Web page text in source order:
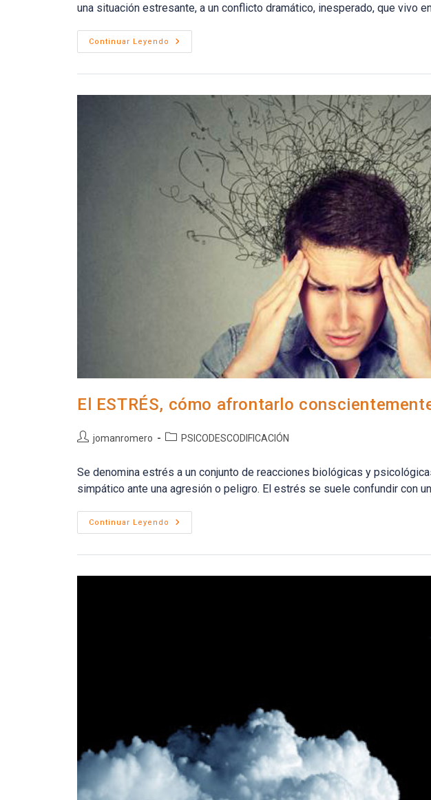
una situación estresante, a un conflicto dramático, inesperado, que vivo
Continuar Leyendo
¿Cómo
Se
Enfermedad?
El ESTRÉS, cómo afrontarlo
Autor
la
jomanromero
Categoría
la
PSICODESCODIFICACIÓN
Se denomina estrés a un conjunto de reacciones biológicas y
simpático ante una agresión o peligro. El estrés se suele confundir con
Continuar Leyendo
El
ESTRÉS,